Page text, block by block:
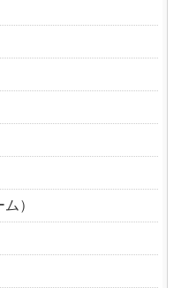
）